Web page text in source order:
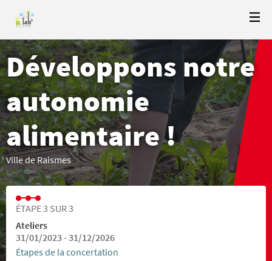
Développons notre
autonomie
alimentaire !
Ville de Raismes
ÉTAPE 3 SUR 3
Ateliers
31/01/2023 - 31/12/2026
Étapes de la concertation